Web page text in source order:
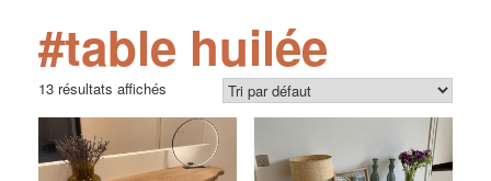
#table huilée
13 résultats affichés